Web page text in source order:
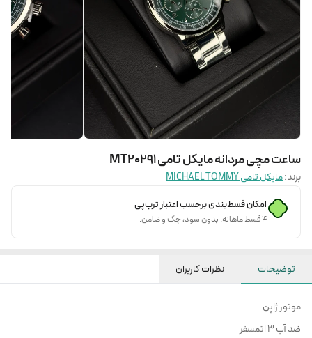
ساعت مچی مردانه مایکل تامی MT20291
برند:مایکل تامی MICHAEL TOMMY
امکان قسط‌بندی برحسب اعتبار ترب‌پی
۴ قسط ماهانه. بدون سود، چک و ضامن.
توضیحات نظرات کاربران
موتور ژاپن
ضد آب 3 اتمسفر